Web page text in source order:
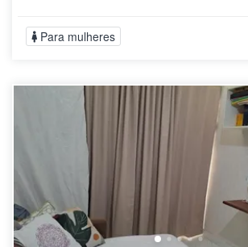
Para mulheres